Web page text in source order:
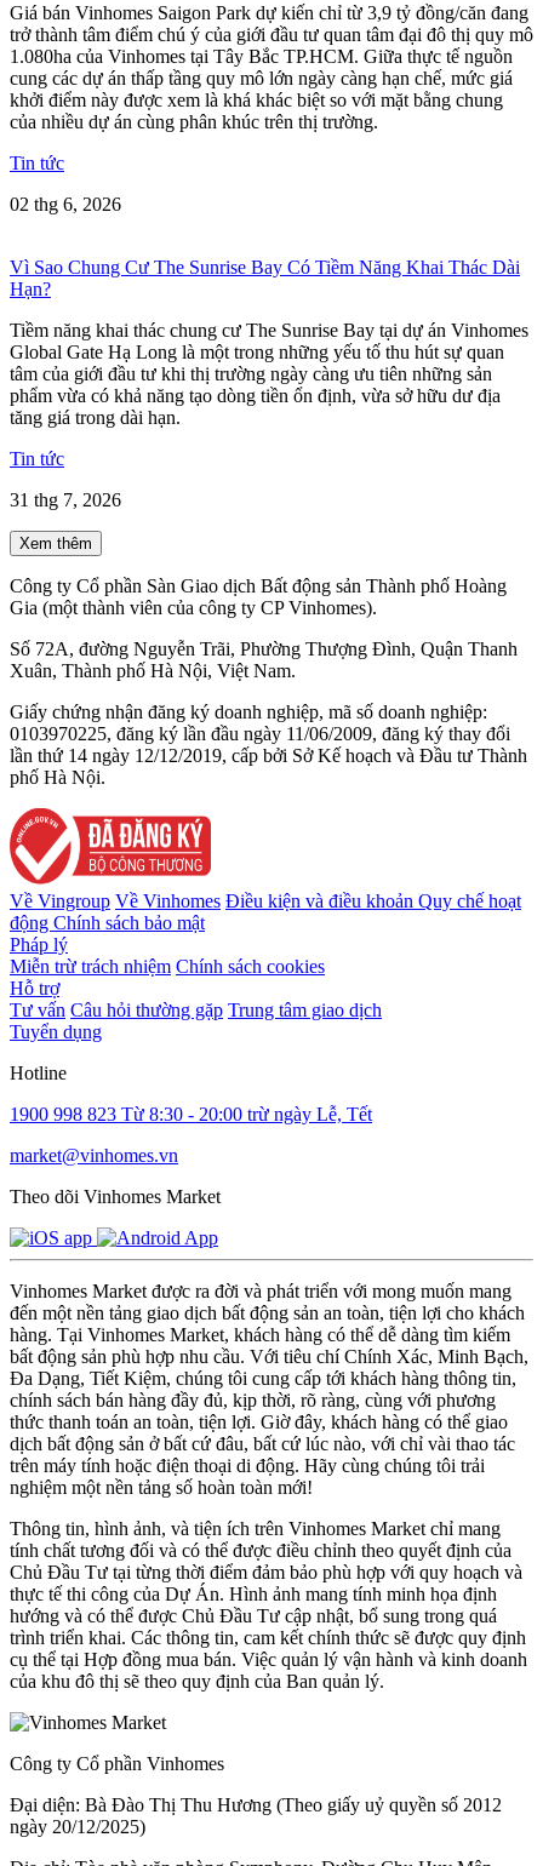
Giá bán Vinhomes Saigon Park dự kiến chỉ từ 3,9 tỷ đồng/căn đang
trở thành tâm điểm chú ý của giới đầu tư quan tâm đại đô thị quy mô
1.080ha của Vinhomes tại Tây Bắc TP.HCM. Giữa thực tế nguồn
cung các dự án thấp tầng quy mô lớn ngày càng hạn chế, mức giá
khởi điểm này được xem là khá khác biệt so với mặt bằng chung
của nhiều dự án cùng phân khúc trên thị trường.
Tin tức
02 thg 6, 2026
Vì Sao Chung Cư The Sunrise Bay Có Tiềm Năng Khai Thác Dài
Hạn?
Tiềm năng khai thác chung cư The Sunrise Bay tại dự án Vinhomes
Global Gate Hạ Long là một trong những yếu tố thu hút sự quan
tâm của giới đầu tư khi thị trường ngày càng ưu tiên những sản
phẩm vừa có khả năng tạo dòng tiền ổn định, vừa sở hữu dư địa
tăng giá trong dài hạn.
Tin tức
31 thg 7, 2026
Xem thêm
Công ty Cổ phần Sàn Giao dịch Bất động sản Thành phố Hoàng
Gia (một thành viên của công ty CP Vinhomes).
Số 72A, đường Nguyễn Trãi, Phường Thượng Đình, Quận Thanh
Xuân, Thành phố Hà Nội, Việt Nam.
Giấy chứng nhận đăng ký doanh nghiệp, mã số doanh nghiệp:
0103970225, đăng ký lần đầu ngày 11/06/2009, đăng ký thay đổi
lần thứ 14 ngày 12/12/2019, cấp bởi Sở Kế hoạch và Đầu tư Thành
phố Hà Nội.
Về Vingroup Về Vinhomes Điều kiện và điều khoản Quy chế hoạt
động Chính sách bảo mật
Pháp lý
Miễn trừ trách nhiệm Chính sách cookies
Hỗ trợ
Tư vấn Câu hỏi thường gặp Trung tâm giao dịch
Tuyển dụng
Hotline
1900 998 823 Từ 8:30 - 20:00 trừ ngày Lễ, Tết
market@vinhomes.vn
Theo dõi Vinhomes Market
Vinhomes Market được ra đời và phát triển với mong muốn mang
đến một nền tảng giao dịch bất động sản an toàn, tiện lợi cho khách
hàng. Tại Vinhomes Market, khách hàng có thể dễ dàng tìm kiếm
bất động sản phù hợp nhu cầu. Với tiêu chí Chính Xác, Minh Bạch,
Đa Dạng, Tiết Kiệm, chúng tôi cung cấp tới khách hàng thông tin,
chính sách bán hàng đầy đủ, kịp thời, rõ ràng, cùng với phương
thức thanh toán an toàn, tiện lợi. Giờ đây, khách hàng có thể giao
dịch bất động sản ở bất cứ đâu, bất cứ lúc nào, với chỉ vài thao tác
trên máy tính hoặc điện thoại di động. Hãy cùng chúng tôi trải
nghiệm một nền tảng số hoàn toàn mới!
Thông tin, hình ảnh, và tiện ích trên Vinhomes Market chỉ mang
tính chất tương đối và có thể được điều chỉnh theo quyết định của
Chủ Đầu Tư tại từng thời điểm đảm bảo phù hợp với quy hoạch và
thực tế thi công của Dự Án. Hình ảnh mang tính minh họa định
hướng và có thể được Chủ Đầu Tư cập nhật, bổ sung trong quá
trình triển khai. Các thông tin, cam kết chính thức sẽ được quy định
cụ thể tại Hợp đồng mua bán. Việc quản lý vận hành và kinh doanh
của khu đô thị sẽ theo quy định của Ban quản lý.
Công ty Cổ phần Vinhomes
Đại diện: Bà Đào Thị Thu Hương (Theo giấy uỷ quyền số 2012
ngày 20/12/2025)